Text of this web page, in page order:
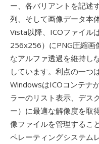
ー、各バリアントを記述
列、そして画像データ本
Vista以降、ICOファイル
256x256）にPNG圧縮画
なアルファ透過を維持し
しています。利点の一
WindowsはICOコンテナ
ラーのリスト表示、デス
ー）に最適な解像度を取
像ファイルを管理するこ
ペレーティングシステム